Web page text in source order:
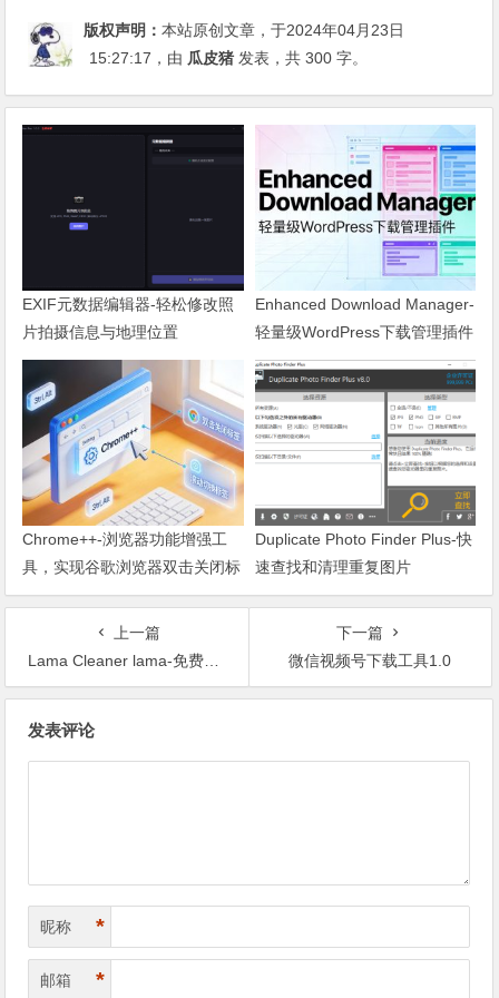
版权声明：本站原创文章，于2024年04月23日
15:27:17 ，由 瓜皮猪 发表，共 300 字。
EXIF元数据编辑器-轻松修改照
片拍摄信息与地理位置
Enhanced Download Manager-
轻量级WordPress下载管理插件
Chrome++-浏览器功能增强工
具，实现谷歌浏览器双击关闭标
签页
Duplicate Photo Finder Plus-快
速查找和清理重复图片
上一篇
Lama Cleaner lama-免费开源的图片去水印、擦除、修复神器
下一篇
微信视频号下载工具1.0
发表评论
昵称 *
邮箱 *